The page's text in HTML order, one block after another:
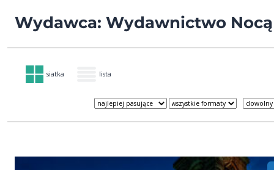
Wydawca: Wydawnictwo Nocą
siatka lista